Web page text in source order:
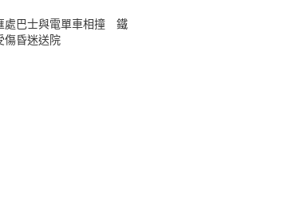
處巴士與電單車相撞 鐵
傷昏迷送院